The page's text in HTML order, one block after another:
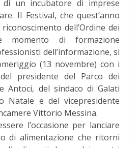
di un incubatore di imprese
Il Festival, che quest’anno
dell’Ordine dei
momento di formazione
dell’informazione, si
(13 novembre) con i
presidente del Parco dei
Antoci, del sindaco di Galati
Natale e del vicepresidente
Vittorio Messina.
l’occasione per lanciare
di alimentazione che ritorni